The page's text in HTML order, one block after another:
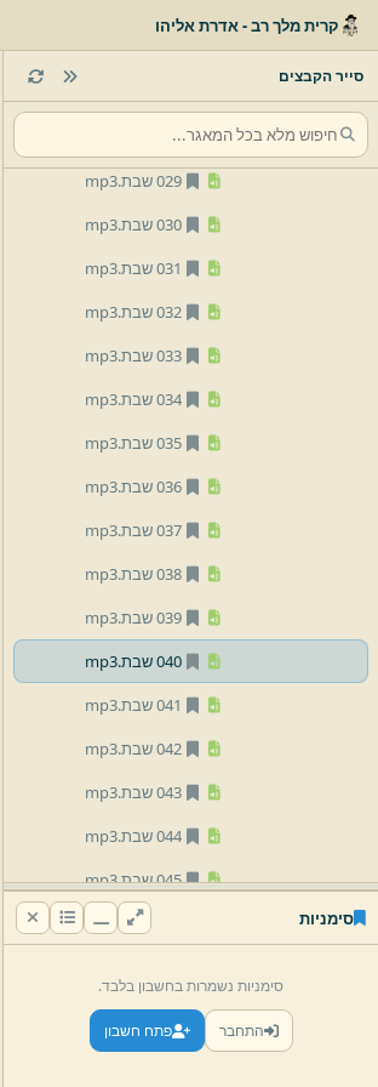
קרית מלך רב - אדרת אליהו
סייר הקבצים
026 שבת.
mp3
028 שבת.
029 שבת.
mp3
030 שבת.
mp3
031 שבת.
mp3
032 שבת.
mp3
033 שבת.
mp3
034 שבת.
mp3
035 שבת.
mp3
036 שבת.
mp3
037 שבת.
mp3
038 שבת.
mp3
039 שבת.
mp3
040 שבת.
mp3
041 שבת.
mp3
042 שבת.
mp3
043 שבת.
mp3
044 שבת.
mp3
045 שבת.
mp3
mp3
048 שבת.
mp3
049 שבת.
mp3
סימניות
סימניות נשמרות בחשבון בלבד.
התחבר פתח חשבון